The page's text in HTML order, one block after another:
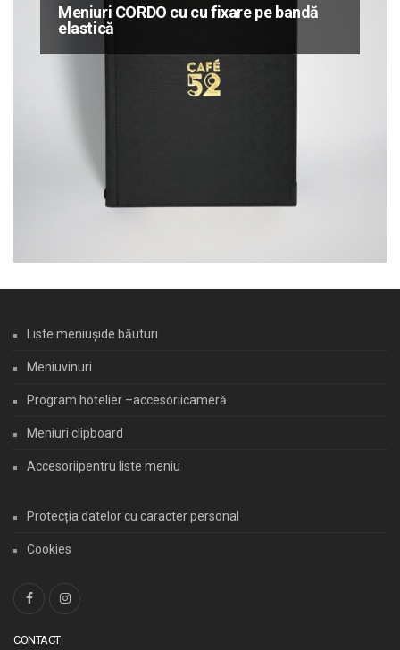
Meniuri CORDO cu cu fixare pe bandă
elastică
Liste meniușide băuturi
Meniuvinuri
Program hotelier –accesoriicameră
Meniuri clipboard
Accesoriipentru liste meniu
Protecția datelor cu caracter personal
Cookies
CONTACT